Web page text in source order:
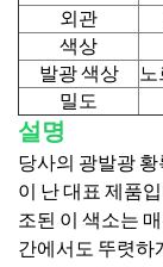
외관
색상
발광 색상
노
밀도
설명
당사의 광발광
이 난 대표 제품
조된 이 색소는
간에서도 뚜렷하